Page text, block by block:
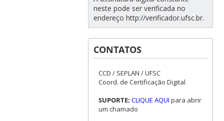
neste pode ser verificada no
endereço http://verificador.ufsc.br.
CONTATOS
CCD / SEPLAN / UFSC
Coord. de Certificação Digital
SUPORTE: CLIQUE AQUI para abrir
um chamado